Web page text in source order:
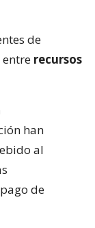
de
entre recursos
han
al
de